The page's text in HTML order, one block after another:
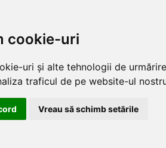
cookie-uri
uri și alte tehnologii de
traficul de pe website-ul
Vreau să schimb setările